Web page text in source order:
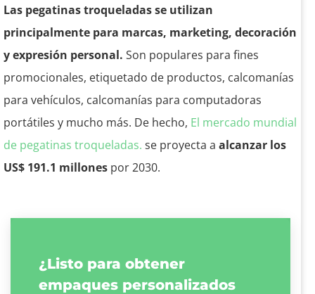
Las pegatinas troqueladas se utilizan
principalmente para marcas, marketing, decoración
y expresión personal. Son populares para fines
promocionales, etiquetado de productos, calcomanías
para vehículos, calcomanías para computadoras
portátiles y mucho más. De hecho, El mercado mundial
de pegatinas troqueladas. se proyecta a alcanzar los
US$ 191.1 millones por 2030.
¿Listo para obtener
empaques personalizados